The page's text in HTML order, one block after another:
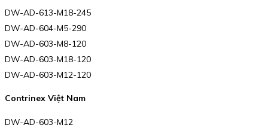
DW-AD-613-M18-245
DW-AD-604-M5-290
DW-AD-603-M8-120
DW-AD-603-M18-120
DW-AD-603-M12-120
Contrinex Việt Nam
DW-AD-603-M12